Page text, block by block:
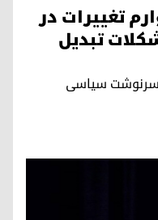
تغییرات در
تبدیل
سرنوشت سیاسی